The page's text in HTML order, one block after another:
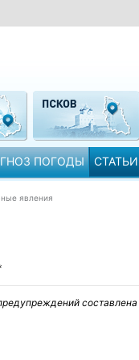
ПОГОДЫ СТАТЬИ
явления
составлена